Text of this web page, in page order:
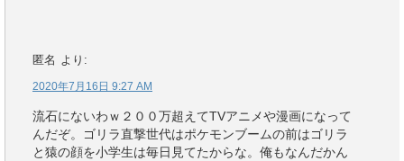
匿名 より:
2020年7月16日 9:27 AM
流石にないわｗ２００万超えてTVアニメや漫画になって
んだぞ。ゴリラ直撃世代はポケモンブームの前はゴリラ
と猿の顔を小学生は毎日見てたからな。俺もなんだかん